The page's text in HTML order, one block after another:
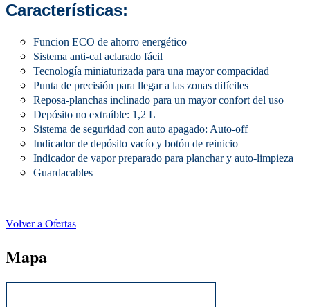
Características:
Funcion ECO de ahorro energético
Sistema anti-cal aclarado fácil
Tecnología miniaturizada para una mayor compacidad
Punta de precisión para llegar a las zonas difíciles
Reposa-planchas inclinado para un mayor confort del uso
Depósito no extraíble: 1,2 L
Sistema de seguridad con auto apagado: Auto-off
Indicador de depósito vacío y botón de reinicio
Indicador de vapor preparado para planchar y auto-limpieza
Guardacables
Volver a Ofertas
Mapa